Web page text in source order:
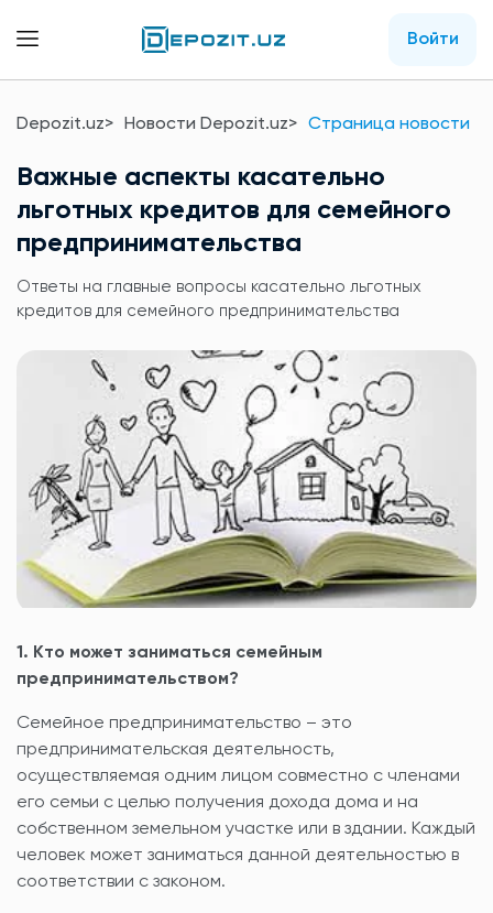
Войти
Depozit.uz Новости Depozit.uz Страница новости
Важные аспекты касательно
льготных кредитов для семейного
предпринимательства
Ответы на главные вопросы касательно льготных
кредитов для семейного предпринимательства
1. Кто может заниматься семейным
предпринимательством?
Семейное предпринимательство – это
предпринимательская деятельность,
осуществляемая одним лицом совместно с членами
его семьи с целью получения дохода дома и на
собственном земельном участке или в здании. Каждый
человек может заниматься данной деятельностью в
соответствии с законом.